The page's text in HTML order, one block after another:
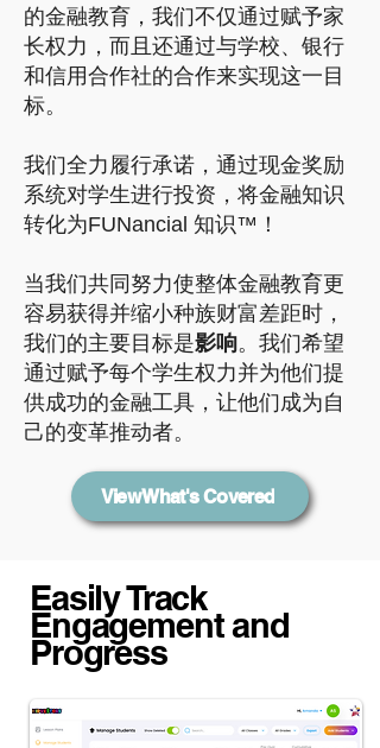
的金融教育，我们不仅通过赋予家
长权力，而且还通过与学校、银行
和信用合作社的合作来实现这一目
标。
我们全力履行承诺，通过现金奖励
系统对学生进行投资，将金融知识
转化为FUNancial 知识™！
当我们共同努力使整体金融教育更
容易获得并缩小种族财富差距时，
我们的主要目标是影响。我们希望
通过赋予每个学生权力并为他们提
供成功的金融工具，让他们成为自
己的变革推动者。
View What's Covered
Easily Track
Engagement and
Progress